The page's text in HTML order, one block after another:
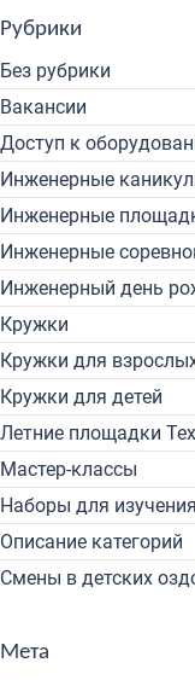
Рубрики
Без рубрики
Вакансии
Доступ к
Инженерные
Инженерные
Инженерные
Инженерный день
Кружки
Кружки для
Кружки для детей
Летние площадки
Мастер-классы
Наборы для
Описание категорий
Смены в детских
Мета